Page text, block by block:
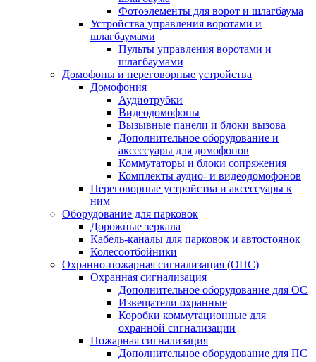
Фотоэлементы для ворот и шлагбаума
Устройства управления воротами и
шлагбаумами
Пульты управления воротами и
шлагбаумами
Домофоны и переговорные устройства
Домофония
Аудиотрубки
Видеодомофоны
Вызывные панели и блоки вызова
Дополнительное оборудование и
аксессуары для домофонов
Коммутаторы и блоки сопряжения
Комплекты аудио- и видеодомофонов
Переговорные устройства и аксессуары к
ним
Оборудование для парковок
Дорожные зеркала
Кабель-каналы для парковок и автостоянок
Колесоотбойники
Охранно-пожарная сигнализация (ОПС)
Охранная сигнализация
Дополнительное оборудование для ОС
Извещатели охранные
Коробки коммутационные для
охранной сигнализации
Пожарная сигнализация
Дополнительное оборудование для ПС